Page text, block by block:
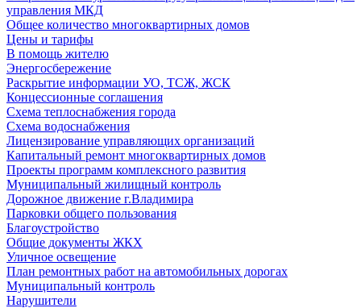
управления МКД
Общее количество многоквартирных домов
Цены и тарифы
В помощь жителю
Энергосбережение
Раскрытие информации УО, ТСЖ, ЖСК
Концессионные соглашения
Схема теплоснабжения города
Схема водоснабжения
Лицензирование управляющих организаций
Капитальный ремонт многоквартирных домов
Проекты программ комплексного развития
Муниципальный жилищный контроль
Дорожное движение г.Владимира
Парковки общего пользования
Благоустройство
Общие документы ЖКХ
Уличное освещение
План ремонтных работ на автомобильных дорогах
Муниципальный контроль
Нарушители